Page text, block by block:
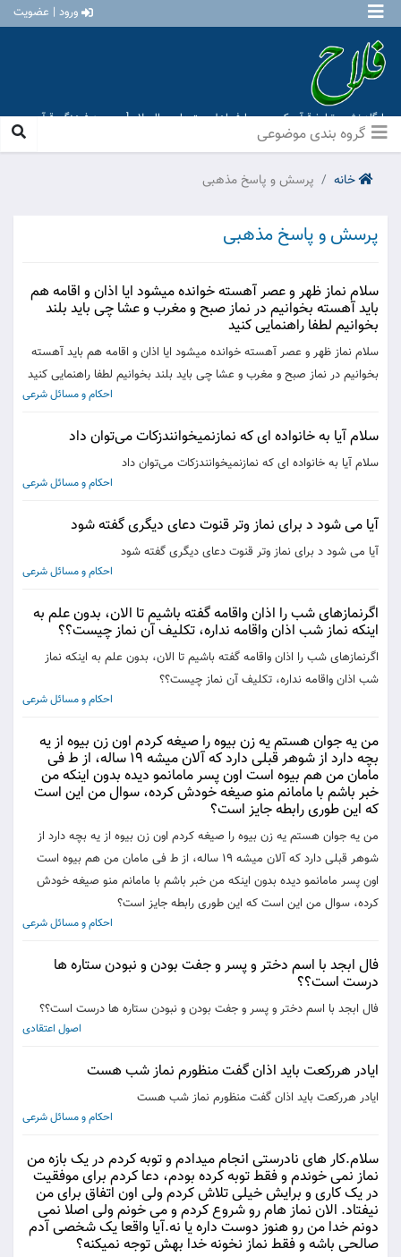
ورود | عضویت
پایگاه نشر و تبلیغ قرآن کریم و معارف اهل بیت علیهم السلام [ موسسه فرهنگی قرآن و
عترت منهاج عشق آباد ]
خانه پرسش و پاسخ مذهبی
پرسش و پاسخ مذهبی
سلام نماز ظهر و عصر آهسته خوانده میشود ایا اذان و اقامه هم
باید آهسته بخوانیم در نماز صبح و مغرب و عشا چی باید بلند
بخوانیم لطفا راهنمایی کنید
سلام نماز ظهر و عصر آهسته خوانده میشود ایا اذان و اقامه هم باید آهسته
بخوانیم در نماز صبح و مغرب و عشا چی باید بلند بخوانیم لطفا راهنمایی کنید
احکام و مسائل شرعی
سلام آیا به خانواده ای که نمازنمیخوانندزکات می‌توان داد
سلام آیا به خانواده ای که نمازنمیخوانندزکات می‌توان داد
احکام و مسائل شرعی
آیا می شود د برای نماز وتر قنوت دعای دیگری گفته شود
آیا می شود د برای نماز وتر قنوت دعای دیگری گفته شود
احکام و مسائل شرعی
اگرنمازهای شب را اذان واقامه گفته باشیم تا الان، بدون علم به
اینکه نماز شب اذان واقامه نداره، تکلیف آن نماز چیست؟؟
اگرنمازهای شب را اذان واقامه گفته باشیم تا الان، بدون علم به اینکه نماز
شب اذان واقامه نداره، تکلیف آن نماز چیست؟؟
احکام و مسائل شرعی
من یه جوان هستم یه زن بیوه را صیغه کردم اون زن بیوه از یه
بچه دارد از شوهر قبلی دارد که آلان میشه ۱۹ ساله، از ط فی
مامان من هم بیوه است اون پسر مامانمو دیده بدون اینکه من
خبر باشم با مامانم منو صیغه خودش کرده، سوال من این است
که این طوری رابطه جایز است؟
من یه جوان هستم یه زن بیوه را صیغه کردم اون زن بیوه از یه بچه دارد از
شوهر قبلی دارد که آلان میشه ۱۹ ساله، از ط فی مامان من هم بیوه است
اون پسر مامانمو دیده بدون اینکه من خبر باشم با مامانم منو صیغه خودش
کرده، سوال من این است که این طوری رابطه جایز است؟
احکام و مسائل شرعی
فال ابجد با اسم دختر و پسر و جفت بودن و نبودن ستاره ها
درست است؟؟
فال ابجد با اسم دختر و پسر و جفت بودن و نبودن ستاره ها درست است؟؟
اصول اعتقادی
ایادر هررکعت باید اذان گفت منظورم نماز شب هست
ایادر هررکعت باید اذان گفت منظورم نماز شب هست
احکام و مسائل شرعی
سلام.کار های نادرستی انجام میدادم و توبه کردم در یک بازه من
نماز نمی خوندم و فقط توبه کرده بودم، دعا کردم برای موفقیت
در یک کاری و برایش خیلی تلاش کردم ولی اون اتفاق برای من
نیفتاد. الان نماز هام رو شروع کردم و می خونم ولی اصلا نمی
دونم خدا من رو هنوز دوست داره یا نه.آیا واقعا یک شخصی آدم
صالحی باشه و فقط نماز نخونه خدا بهش توجه نمیکنه؟